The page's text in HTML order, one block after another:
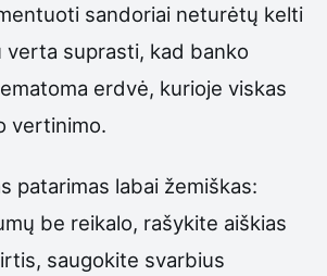
sandoriai neturėtų kelti
verta suprasti, kad banko
erdvė, kurioje viskas
vertinimo.
patarimas labai žemiškas:
be reikalo, rašykite aiškias
saugokite svarbius